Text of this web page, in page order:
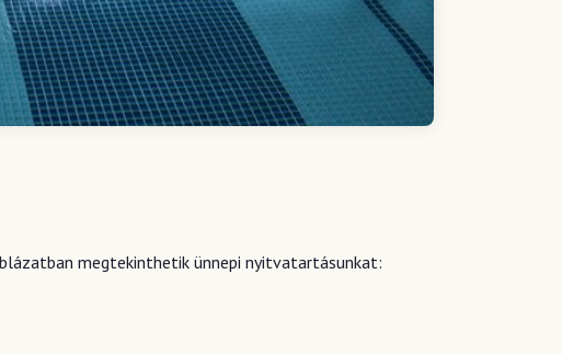
megtekinthetik ünnepi nyitvatartásunkat: